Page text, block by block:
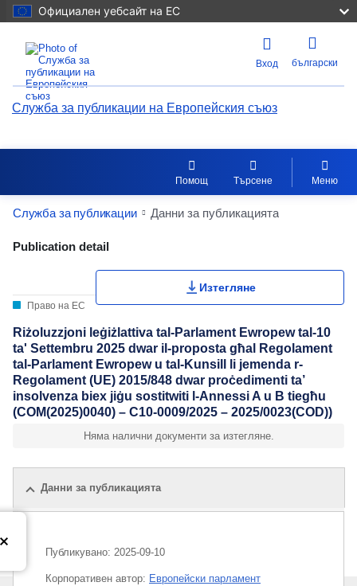
Официален уебсайт на ЕС
Вход български
Служба за публикации на Европейския съюз
Помощ Търсене Меню
Служба за публикации Данни за публикацията
Publication Detail Actions Portlet
Publication detail
Право на ЕС
Изтегляне
Riżoluzzjoni leġiżlattiva tal-Parlament Ewropew tal-10
ta' Settembru 2025 dwar il-proposta għal Regolament
tal-Parlament Ewropew u tal-Kunsill li jemenda r-
Regolament (UE) 2015/848 dwar proċedimenti ta’
insolvenza biex jiġu sostitwiti l-Annessi A u B tiegħu
(COM(2025)0040) – C10-0009/2025 – 2025/0023(COD))
Няма налични документи за изтегляне.
Данни за публикацията
Публикувано: 2025-09-10
Корпоративен aвтор: Европейски парламент